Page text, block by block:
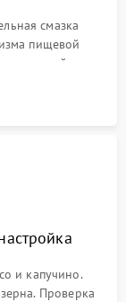
смазка
пищевой
масел.
и капучино.
Проверка